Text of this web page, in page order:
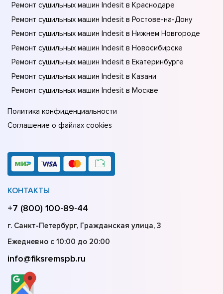
Ремонт сушильных машин Indesit в Краснодаре
Ремонт сушильных машин Indesit в Ростове-на-Донy
Ремонт сушильных машин Indesit в Нижнем Новгороде
Ремонт сушильных машин Indesit в Новосибирске
Ремонт сушильных машин Indesit в Екатеринбурге
Ремонт сушильных машин Indesit в Казани
Ремонт сушильных машин Indesit в Москве
Политика конфиденциальности
Соглашение о файлах cookies
КОНТАКТЫ
+7 (800) 100-89-44
г. Санкт-Петербург, Гражданская улица, 3
Ежедневно с 10:00 до 20:00
info@fiksremspb.ru